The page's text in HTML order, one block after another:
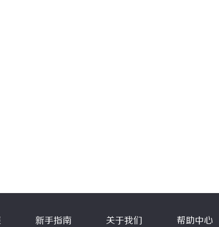
新手指南 关于我们 帮助中心